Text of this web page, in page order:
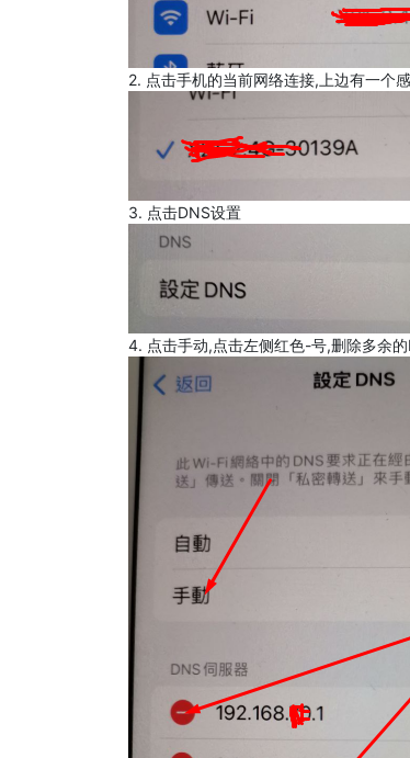
2. 点击手机的当前网络连接,上边有一个
3. 点击DNS设置
4. 点击手动,点击左侧红色-号,删除多余